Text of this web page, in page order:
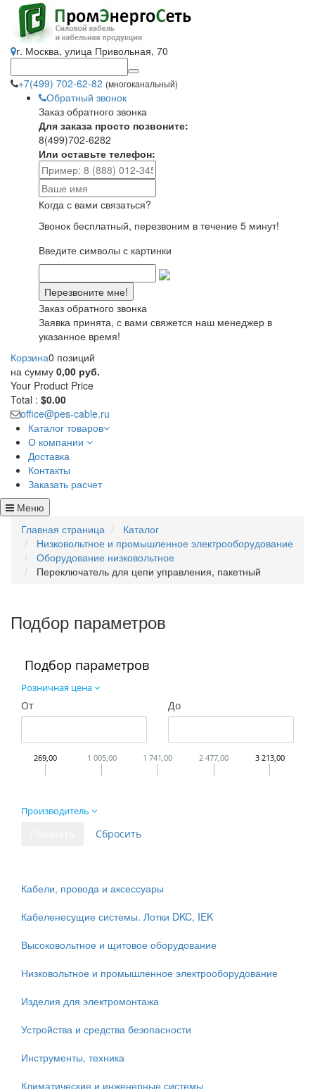
г. Москва, улица Привольная, 70
+7(499) 702-62-82 (многоканальный)
Обратный звонок
Заказ обратного звонка
Для заказа просто позвоните:
8(499)702-6282
Или оставьте телефон:
Когда с вами связаться?
Звонок бесплатный, перезвоним в течение 5 минут!
Введите символы с картинки
Заказ обратного звонка
Заявка принята, с вами свяжется наш менеджер в
указанное время!
Корзина0 позиций
на сумму 0,00 руб.
Your Product Price
Total : $0.00
office@pes-cable.ru
Каталог товаров
О компании
Доставка
Контакты
Заказать расчет
Меню
Главная страница
Каталог
Низковольтное и промышленное электрооборудование
Оборудование низковольтное
Переключатель для цепи управления, пакетный
Подбор параметров
Подбор параметров
Розничная цена
От До
269,00 1 005,00 1 741,00 2 477,00 3 213,00
Производитель
Кабели, провода и аксессуары
Кабеленесущие системы. Лотки DKC, IEK
Высоковольтное и щитовое оборудование
Низковольтное и промышленное электрооборудование
Изделия для электромонтажа
Устройства и средства безопасности
Инструменты, техника
Климатические и инженерные системы